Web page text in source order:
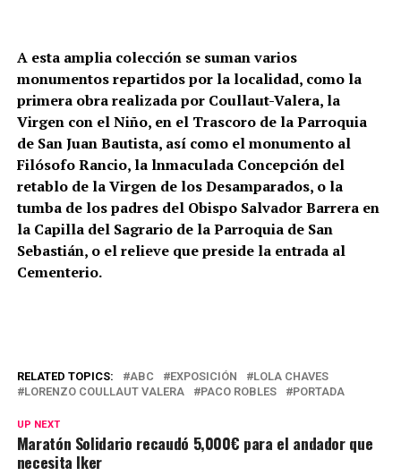
A esta amplia colección se suman varios
monumentos repartidos por la localidad, como la
primera obra realizada por Coullaut-Valera, la
Virgen con el Niño, en el Trascoro de la Parroquia
de San Juan Bautista, así como el monumento al
Filósofo Rancio, la lnmaculada Concepción del
retablo de la Virgen de los Desamparados, o la
tumba de los padres del Obispo Salvador Barrera en
la Capilla del Sagrario de la Parroquia de San
Sebastián, o el relieve que preside la entrada al
Cementerio.
RELATED TOPICS: ABC EXPOSICIÓN
LOLA CHAVES
LORENZO COULLAUT VALERA
PACO ROBLES PORTADA
UP NEXT
Maratón Solidario recaudó 5,000€ para el andador que
necesita Iker